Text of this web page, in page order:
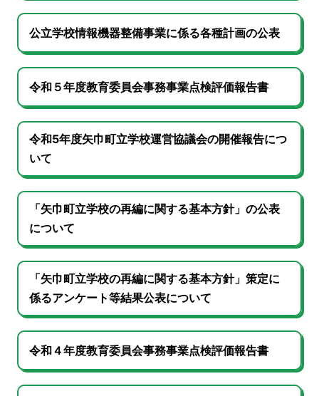
公立学校情報機器整備事業に係る各種計画の公表
令和５年度教育委員会事務事業点検評価報告書
令和5年度矢巾町立学校運営協議会の開催報告につ
いて
「矢巾町立学校の再編に関する基本方針」の公表
について
「矢巾町立学校の再編に関する基本方針」策定に
係るアンケート等結果公表について
令和４年度教育委員会事務事業点検評価報告書